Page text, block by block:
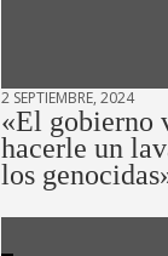
2 SEPTIEMBRE, 2024
«El gobierno
hacerle un
los